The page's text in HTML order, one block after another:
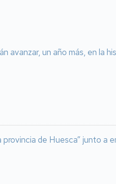
un año más, en la
de Huesca” junto a